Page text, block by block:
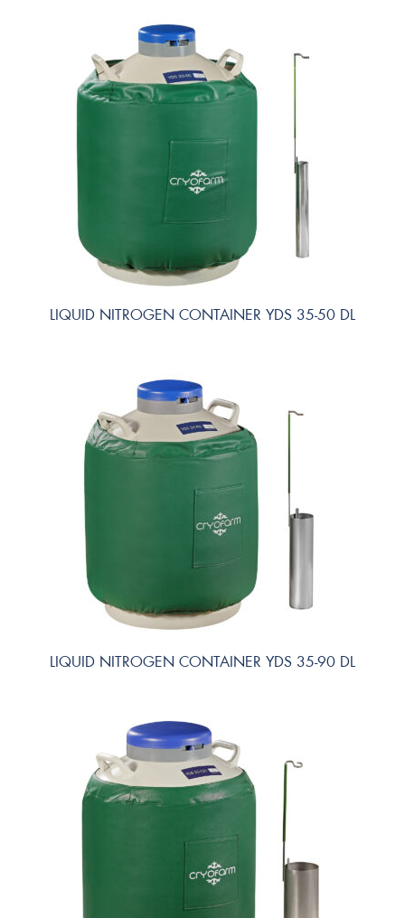
LIQUID NITROGEN CONTAINER YDS 35-50 DL
LIQUID NITROGEN CONTAINER YDS 35-90 DL